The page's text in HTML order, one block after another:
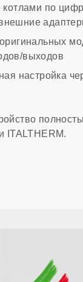
котлами по
выходов
настройка
ITALTHERM.